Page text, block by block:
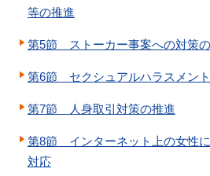
等の推進
第5節 ストーカー事案への対策
第6節 セクシュアルハラスメン
第7節 人身取引対策の推進
第8節 インターネット上の女性
対応